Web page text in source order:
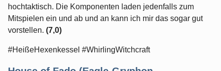
hochtaktisch. Die Komponenten laden jedenfalls zum
Mitspielen ein und ab und an kann ich mir das sogar gut
vorstellen. (7,0)
#HeißeHexenkessel #WhirlingWitchcraft